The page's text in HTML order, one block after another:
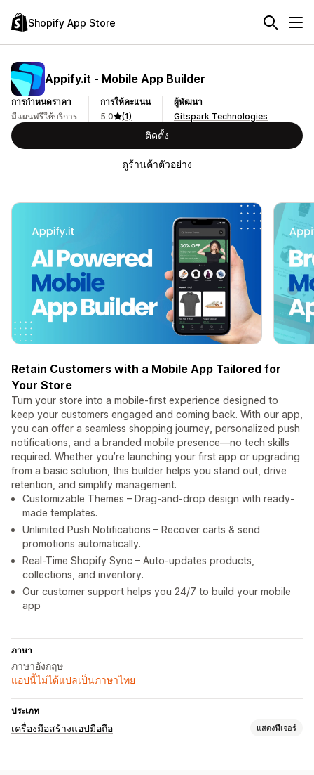
Shopify App Store
Appify.it ‑ Mobile App Builder
การกำหนดราคา
มีแผนฟรีให้บริการ
การให้คะแนน
5.0
(1)
ผู้พัฒนา
Gitspark Technologies
ติดตั้ง
ดูร้านค้าตัวอย่าง
Retain Customers with a Mobile App Tailored for
Your Store
Turn your store into a mobile-first experience designed to
keep your customers engaged and coming back. With our app,
you can offer a seamless shopping journey, personalized push
notifications, and a branded mobile presence—no tech skills
required. Whether you’re launching your first app or upgrading
from a basic solution, this builder helps you stand out, drive
retention, and simplify management.
Customizable Themes – Drag-and-drop design with ready-
made templates.
Unlimited Push Notifications – Recover carts & send
promotions automatically.
Real-Time Shopify Sync – Auto-updates products,
collections, and inventory.
Our customer support helps you 24/7 to build your mobile
app
ภาษา
ภาษาอังกฤษ
แอปนี้ไม่ได้แปลเป็นภาษาไทย
ประเภท
เครื่องมือสร้างแอปมือถือ แสดงฟีเจอร์